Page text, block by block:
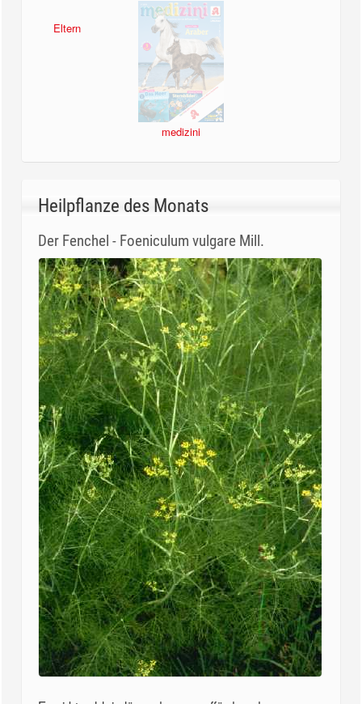
medizini
Heilpflanze des Monats
Der Fenchel - Foeniculum vulgare Mill.